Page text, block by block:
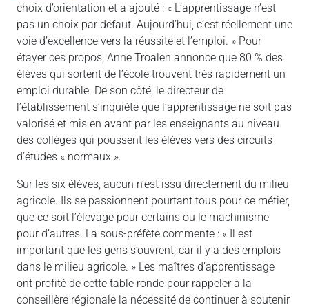
choix d’orientation et a ajouté : « L’apprentissage n’est
pas un choix par défaut. Aujourd’hui, c’est réellement une
voie d’excellence vers la réussite et l’emploi. » Pour
étayer ces propos, Anne Troalen annonce que 80 % des
élèves qui sortent de l’école trouvent très rapidement un
emploi durable. De son côté, le directeur de
l’établissement s’inquiète que l’apprentissage ne soit pas
valorisé et mis en avant par les enseignants au niveau
des collèges qui poussent les élèves vers des circuits
d’études « normaux ».
Sur les six élèves, aucun n’est issu directement du milieu
agricole. Ils se passionnent pourtant tous pour ce métier,
que ce soit l’élevage pour certains ou le machinisme
pour d’autres. La sous-préfète commente : « Il est
important que les gens s’ouvrent, car il y a des emplois
dans le milieu agricole. » Les maîtres d’apprentissage
ont profité de cette table ronde pour rappeler à la
conseillère régionale la nécessité de continuer à soutenir